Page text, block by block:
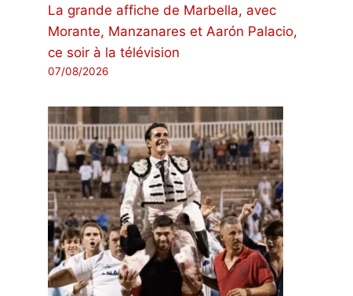
La grande affiche de Marbella, avec
Morante, Manzanares et Aarón Palacio,
ce soir à la télévision
07/08/2026